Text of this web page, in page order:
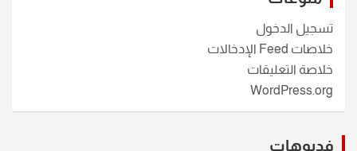
تسجيل الدخول
خلاصات Feed الإدخالات
خلاصة التعليقات
WordPress.org
فديوهات